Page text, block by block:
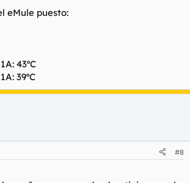
eMule puesto:
43ºC
39ºC
#8